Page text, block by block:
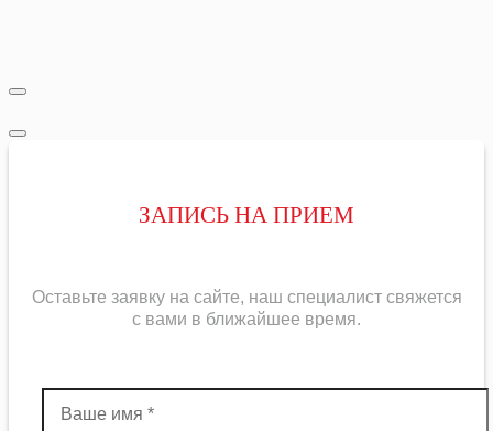
ЗАПИСЬ НА ПРИЕМ
Оставьте заявку на сайте, наш специалист свяжется
с вами в ближайшее время.